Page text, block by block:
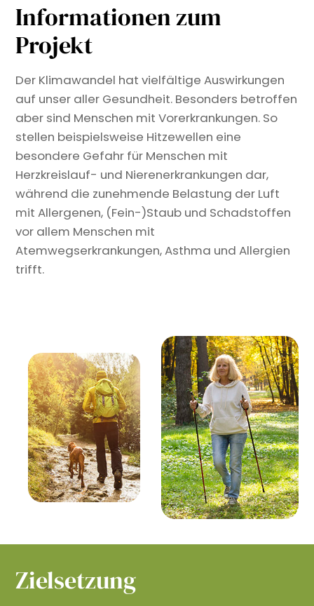
Informationen zum
Projekt
Der Klimawandel hat vielfältige Auswirkungen
auf unser aller Gesundheit. Besonders betroffen
aber sind Menschen mit Vorerkrankungen. So
stellen beispielsweise Hitzewellen eine
besondere Gefahr für Menschen mit
Herzkreislauf- und Nierenerkrankungen dar,
während die zunehmende Belastung der Luft
mit Allergenen, (Fein-)Staub und Schadstoffen
vor allem Menschen mit
Atemwegserkrankungen, Asthma und Allergien
trifft.
Zielsetzung